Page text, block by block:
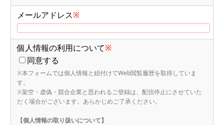
メールアドレス※
個人情報の利用について※
同意する
※本フォームでは個人情報と紐付けてWeb閲覧履歴を取得していま
す。
※架空・虚偽・競合企業と思われるご登録は、配信停止にさせていた
だく場合がございます。あらかじめご了承ください。
【個人情報の取り扱いについて】